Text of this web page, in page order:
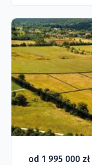
od 1 995 000 zł